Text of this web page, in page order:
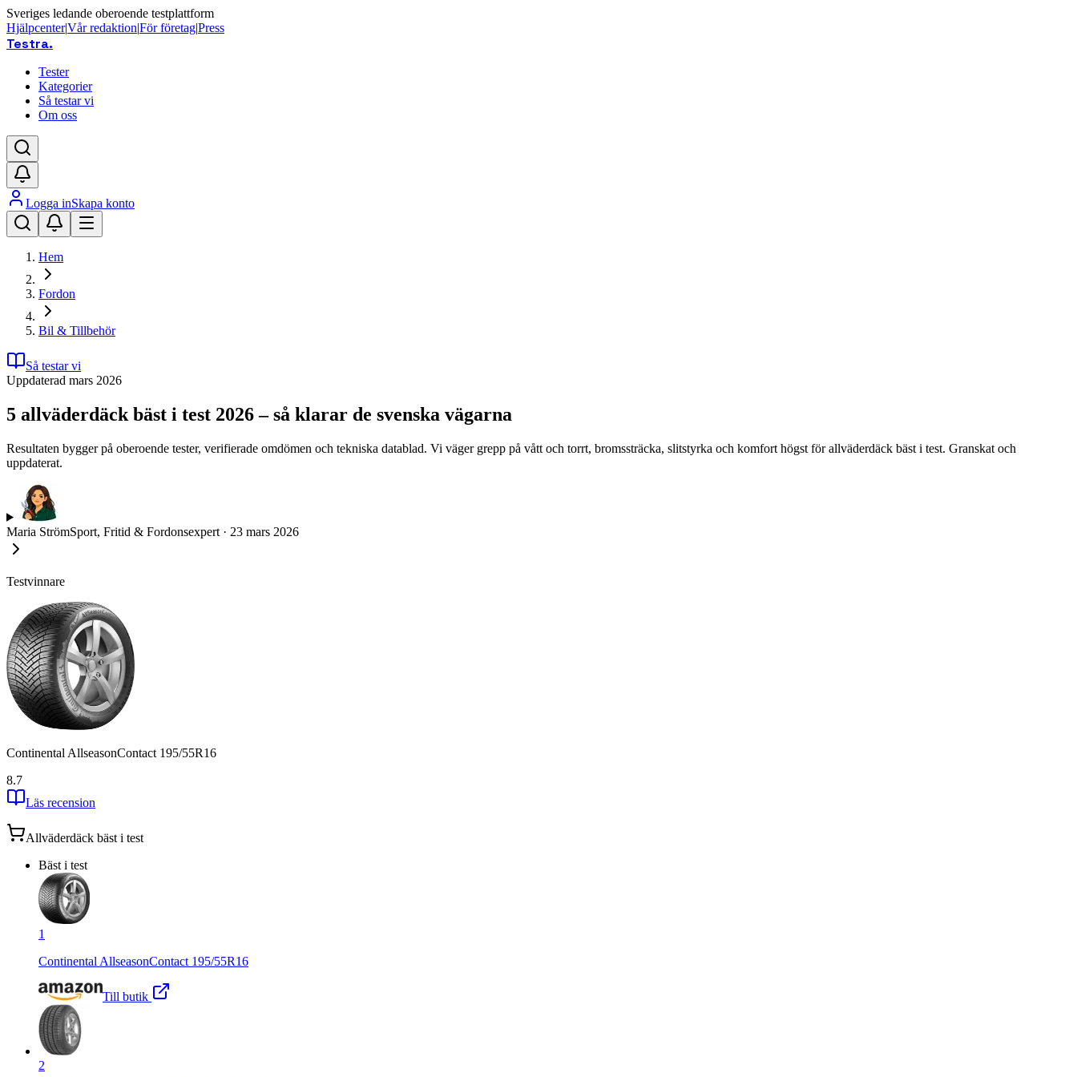
Sveriges ledande oberoende testplattform
Hjälpcenter|Vår redaktion|För företag|Press
Testra.
Tester
Kategorier
Så testar vi
Om oss
Logga inSkapa konto
Hem
Fordon
Bil & Tillbehör
Så testar vi
Uppdaterad mars 2026
5 allväderdäck bäst i test 2026 – så klarar de svenska vägarna
Resultaten bygger på oberoende tester, verifierade omdömen och tekniska datablad. Vi väger grepp på vått och torrt, bromssträcka, slitstyrka och komfort högst för allväderdäck bäst i test. Granskat och
uppdaterat.
Maria StrömSport, Fritid & Fordonsexpert · 23 mars 2026
Testvinnare
Continental AllseasonContact 195/55R16
8.7
Läs recension
Allväderdäck bäst i test
Bäst i test
1
Continental AllseasonContact 195/55R16
Till butik
2